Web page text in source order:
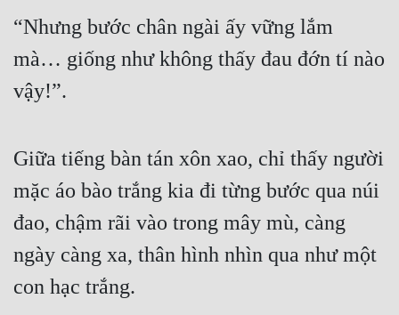
“Nhưng bước chân ngài ấy vững lắm
mà… giống như không thấy đau đớn tí nào
vậy!”.
Giữa tiếng bàn tán xôn xao, chỉ thấy người
mặc áo bào trắng kia đi từng bước qua núi
đao, chậm rãi vào trong mây mù, càng
ngày càng xa, thân hình nhìn qua như một
con hạc trắng.